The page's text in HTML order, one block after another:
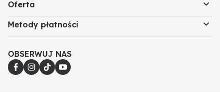
Oferta
Metody płatności
OBSERWUJ NAS